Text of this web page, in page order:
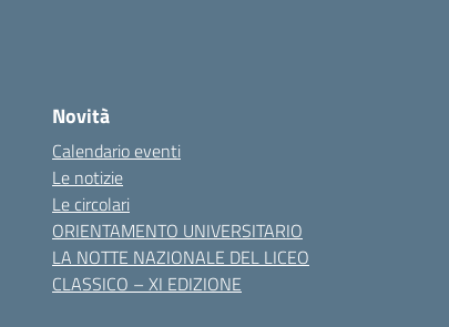
Novità
Calendario eventi
Le notizie
Le circolari
ORIENTAMENTO UNIVERSITARIO
LA NOTTE NAZIONALE DEL LICEO
CLASSICO – XI EDIZIONE